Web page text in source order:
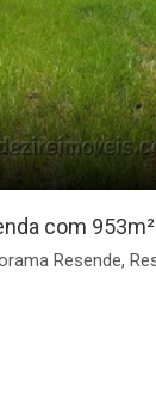
com 953m²
Resende,